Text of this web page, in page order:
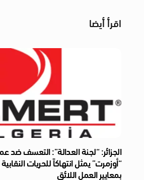
اقرأ أيضا
الجزائر: “لجنة العدالة”: التعسف ضد
“أوزمرت” يمثل انتهاكاً للحريات
بمعايير العمل اللائق